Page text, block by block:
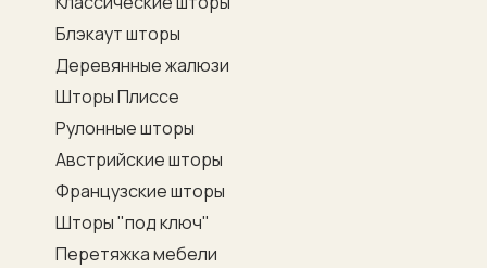
Блэкаут шторы
Деревянные жалюзи
Шторы Плиссе
Шторы "под ключ"
Перетяжка мебели
Австрийские шторы
Французские шторы
Рулонные шторы